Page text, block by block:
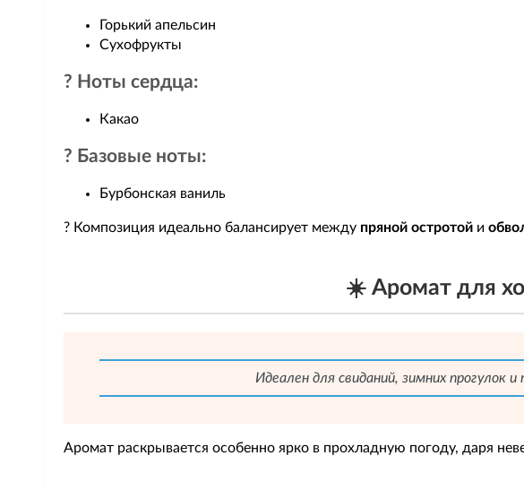
Горький апельсин
Сухофрукты
? Ноты сердца:
Какао
? Базовые ноты:
Бурбонская ваниль
? Композиция идеально балансирует между пряной остротой и
☀️ Аромат для
Идеален для свиданий, зимних прогулок
Аромат раскрывается особенно ярко в прохладную погоду, даря